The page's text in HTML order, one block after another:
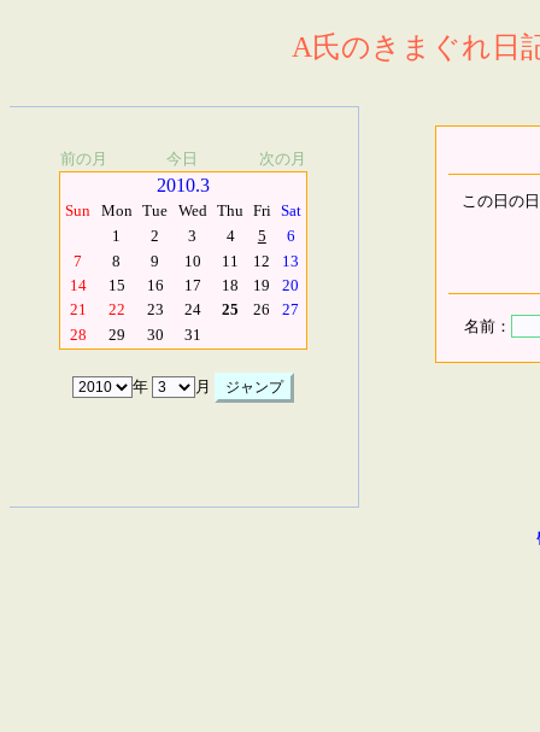
A氏のきまぐれ日
前の月 今日 次の月
2010.3
Sun Mon Tue Wed Thu Fri Sat
1
2 3 4 5
6
7
8 9 10 11 12
13
14
15 16 17 18 19
20
21
22 23 24 25 26
27
28
29 30 31
年 月
この日の
名前：